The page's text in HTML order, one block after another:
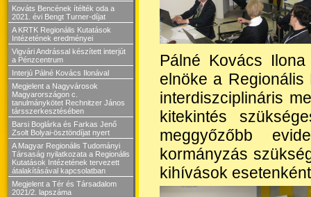
Kováts Bencének ítélték oda a
2021. évi Bengt Turner-díjat
A KRTK Regionális Kutatások
Intézetének eredményei
Vigvári Andrással készített interjút
a Pénzcentrum
Interjú Pálné Kovács Ilonával
Megjelent a Nagyvárosok
Magyarországon c.
tanulmánykötet Rechnitzer János
társszerkesztésében
Barsi Boglárka és Farkas Jenő
Zsolt Bolyai-ösztöndíjat nyert
A Magyar Regionális Tudományi
Társaság nyilatkozata a Regionális
Kutatások Intézetének tervezett
átalakításával kapcsolatban
Megjelent a Tér és Társadalom
2021/2. lapszáma
Pálné Kovács
elnöke a
interdiszciplináris
kitekintés
meggyőzőbb
kormányzás
kihívások